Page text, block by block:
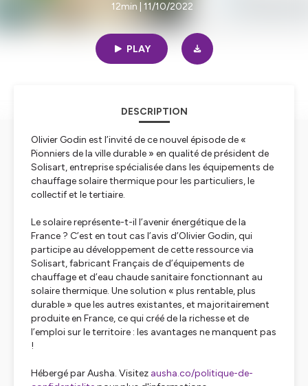
12min | 11/10/2022
PLAY
DESCRIPTION
Olivier Godin est l’invité de ce nouvel épisode de «
Pionniers de la ville durable » en qualité de président de
Solisart, entreprise spécialisée dans les équipements de
chauffage solaire thermique pour les particuliers, le
collectif et le tertiaire.
Le solaire représente-t-il l’avenir énergétique de la
France ? C’est en tout cas l’avis d’Olivier Godin, qui
participe au développement de cette ressource via
Solisart, fabricant Français de d’équipements de
chauffage et d’eau chaude sanitaire fonctionnant au
solaire thermique. Une solution « plus rentable, plus
durable » que les autres existantes, et majoritairement
produite en France, ce qui créé de la richesse et de
l’emploi sur le territoire : les avantages ne manquent pas
!
Hébergé par Ausha. Visitez ausha.co/politique-de-